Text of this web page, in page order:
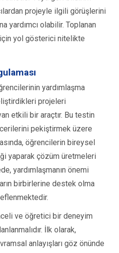
projeyle ilgili görüşlerini
yardımcı olabilir. Toplanan
yol gösterici nitelikte
yardımlaşma
projeleri
etkili bir araçtır. Bu testin
pekiştirmek üzere
öğrencilerin bireysel
yaparak çözüm üretmeleri
yardımlaşmanın önemi
birbirlerine destek olma
ve öğretici bir deneyim
İlk olarak,
anlayışları göz önünde